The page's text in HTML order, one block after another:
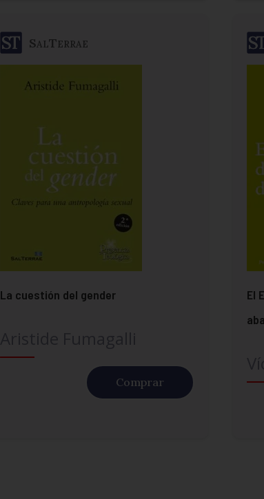
SalTerrae
La cuestión del gender
Comprar
El